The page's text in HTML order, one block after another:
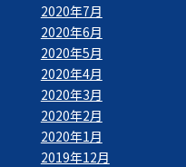
2020年7月
2020年6月
2020年5月
2020年4月
2020年3月
2020年2月
2020年1月
2019年12月